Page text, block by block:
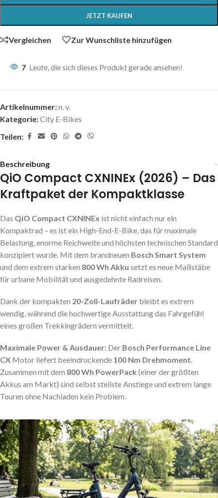
JETZT KAUFEN
Vergleichen Zur Wunschliste hinzufügen
7 Leute, die sich dieses Produkt gerade ansehen!
Artikelnummer:n. v.
Kategorie:City E-Bikes
Teilen:
Beschreibung
QiO Compact CXNINEx (2026) – Das
Kraftpaket der Kompaktklasse
Das QiO Compact CXNINEx ist nicht einfach nur ein
Kompaktrad – es ist ein High-End-E-Bike, das für maximale
Belastung, enorme Reichweite und höchsten technischen Standard
konzipiert wurde. Mit dem brandneuen Bosch Smart System
und dem extrem starken 800 Wh Akku setzt es neue Maßstäbe
für urbane Mobilität und ausgedehnte Radreisen.
Dank der kompakten 20-Zoll-Laufräder bleibt es extrem
wendig, während die hochwertige Ausstattung das Fahrgefühl
eines großen Trekkingrädern vermittelt.
Maximale Power & Ausdauer: Der Bosch Performance Line
CX Motor liefert beeindruckende 100 Nm Drehmoment.
Zusammen mit dem 800 Wh PowerPack (einer der größten
Akkus am Markt) sind selbst steilste Anstiege und extrem lange
Touren ohne Nachladen kein Problem.